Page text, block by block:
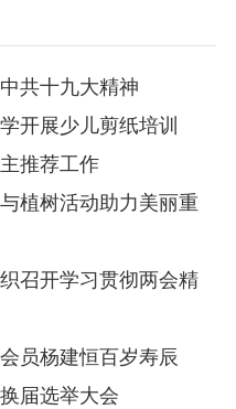
共十九大精神
开展少儿剪纸培训
推荐工作
植树活动助力美丽重
召开学习贯彻两会精
员杨建恒百岁寿辰
届选举大会